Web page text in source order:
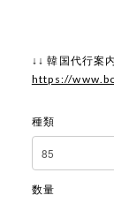
↓↓ 韓国代行案
https://
種類
数量